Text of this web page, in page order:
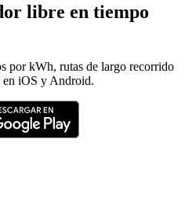
libre en tiempo
por kWh, rutas de largo recorrido
en iOS y Android.